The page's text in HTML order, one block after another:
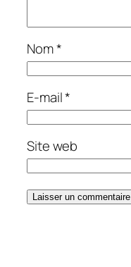
Nom*
E-mail*
Site web